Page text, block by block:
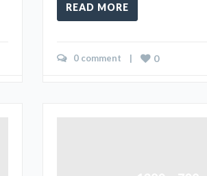
READ MORE
0 comment
    |
0